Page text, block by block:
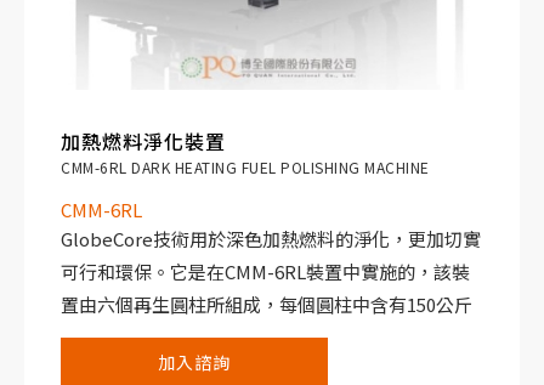
加熱燃料淨化裝置
CMM-6RL DARK HEATING FUEL POLISHING MACHINE
CMM-6RL
GlobeCore技術用於深色加熱燃料的淨化，更加切實
可行和環保。它是在CMM-6RL裝置中實施的，該裝
置由六個再生圓柱所組成，每個圓柱中含有150公斤
的天然吸附劑。吸附劑對有害雜質和深色加熱燃料的
氧化產物具有非常高的吸收能力。吸附劑不僅能吸收
加入諮詢